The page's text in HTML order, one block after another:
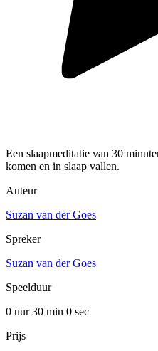
Een slaapmeditatie van 30
komen en in slaap vallen.
Auteur
Suzan van der Goes
Spreker
Suzan van der Goes
Speelduur
0 uur 30 min 0 sec
Prijs